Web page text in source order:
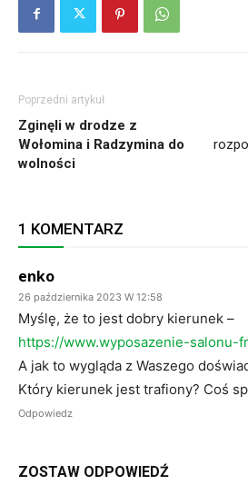
Poprzedni artykuł
Zginęli w drodze z
Wołomina i Radzymina do
wolności
1 KOMENTARZ
enko
26 października 2023 W 12:58
Myślę, że to jest dobry kierunek –
https://www.wyposazenie-salonu-
A jak to wygląda z Waszego
Który kierunek jest trafiony? Coś
Odpowiedz
ZOSTAW ODPOWIEDŹ